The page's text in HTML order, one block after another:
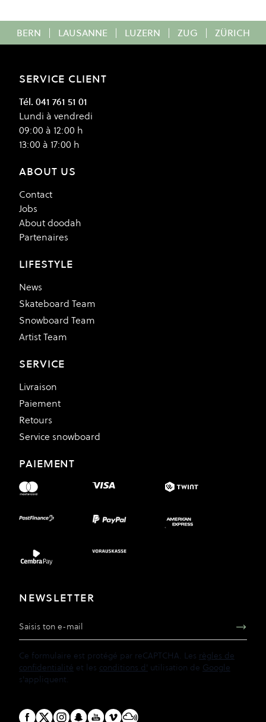
BERN | LAUSANNE | LUZERN | ZUG | ZÜRICH
SERVICE CLIENT
Tél. 041 761 51 01
Lundi à vendredi
09:00 à 12:00 h
13:00 à 17:00 h
ABOUT US
Contact
Jobs
About doodah
Partenaires
LIFESTYLE
News
Skateboard Team
Snowboard Team
Artist Team
SERVICE
Livraison
Paiement
Retours
Service snowboard
PAIEMENT
NEWSLETTER
Adresse e-mail
Ce formulaire est protégé par reCAPTCHA. Les règles de
confidentialité et les conditions d' utilisation de Google
s'appliquent.